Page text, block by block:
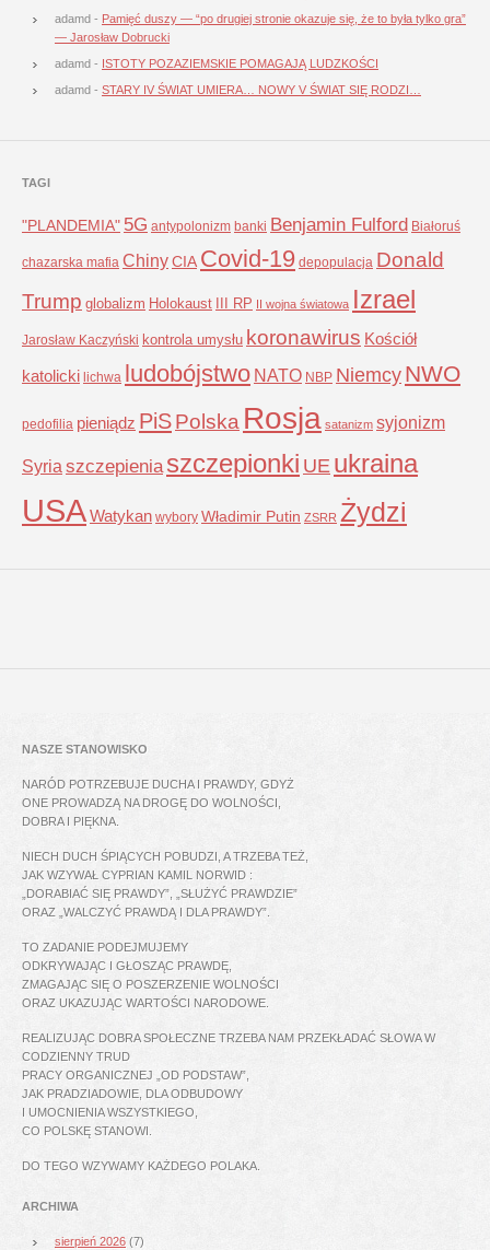
adamd - Pamięć duszy — “po drugiej stronie okazuje się, że to była tylko gra”
— Jarosław Dobrucki
adamd - ISTOTY POZAZIEMSKIE POMAGAJĄ LUDZKOŚCI
adamd - STARY IV ŚWIAT UMIERA… NOWY V ŚWIAT SIĘ RODZI…
TAGI
"PLANDEMIA" 5G antypolonizm banki Benjamin Fulford Białoruś
chazarska mafia ChinyCIA Covid-19 depopulacja Donald
Trump globalizm Holokaust III RP II wojna światowa Izrael
Jarosław Kaczyński kontrola umysłu koronawirus Kościół
katolicki lichwa ludobójstwo NATO NBP NiemcyNWO
pedofilia pieniądz PiSPolska Rosja satanizm syjonizm
Syria szczepienia szczepionki UE ukraina
USAWatykan wybory Władimir Putin ZSRR Żydzi
NASZE STANOWISKO
NARÓD POTRZEBUJE DUCHA I PRAWDY, GDYŻ
ONE PROWADZĄ NA DROGĘ DO WOLNOŚCI,
DOBRA I PIĘKNA.
NIECH DUCH ŚPIĄCYCH POBUDZI, A TRZEBA TEŻ,
JAK WZYWAŁ CYPRIAN KAMIL NORWID :
„DORABIAĆ SIĘ PRAWDY”, „SŁUŻYĆ PRAWDZIE”
ORAZ „WALCZYĆ PRAWDĄ I DLA PRAWDY”.
TO ZADANIE PODEJMUJEMY
ODKRYWAJĄC I GŁOSZĄC PRAWDĘ,
ZMAGAJĄC SIĘ O POSZERZENIE WOLNOŚCI
ORAZ UKAZUJĄC WARTOŚCI NARODOWE.
REALIZUJĄC DOBRA SPOŁECZNE TRZEBA NAM PRZEKŁADAĆ SŁOWA W
CODZIENNY TRUD
PRACY ORGANICZNEJ „OD PODSTAW”,
JAK PRADZIADOWIE, DLA ODBUDOWY
I UMOCNIENIA WSZYSTKIEGO,
CO POLSKĘ STANOWI.
DO TEGO WZYWAMY KAŻDEGO POLAKA.
ARCHIWA
sierpień 2026 (7)